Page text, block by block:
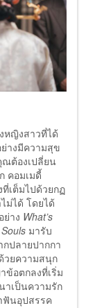
หญิงสาวที่ได้
างมีความสุข
ณต้องเปลี่ยน
คอมเมดี้
เต็มไปด้วยกฏ
ม่ได้ โดยได้
ย่าง What’s
มารับ
ปลายปากกา
วยความสนุก
อตกลงที่เริ่ม
เป็นความรัก
ฟันอุปสรรค